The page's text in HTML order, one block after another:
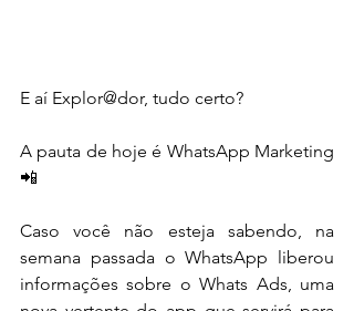
E aí Explor@dor, tudo certo?
A pauta de hoje é WhatsApp Marketing
📲
Caso você não esteja sabendo, na
semana passada o WhatsApp liberou
informações sobre o Whats Ads, uma